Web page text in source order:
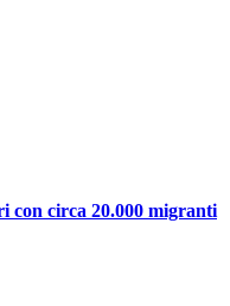
con circa 20.000 migranti